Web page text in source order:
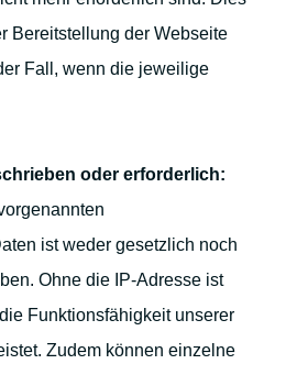
Bereitstellung der Webseite
Fall, wenn die jeweilige
oder erforderlich:
ist weder gesetzlich noch
Ohne die IP-Adresse ist
Funktionsfähigkeit unserer
Zudem können einzelne